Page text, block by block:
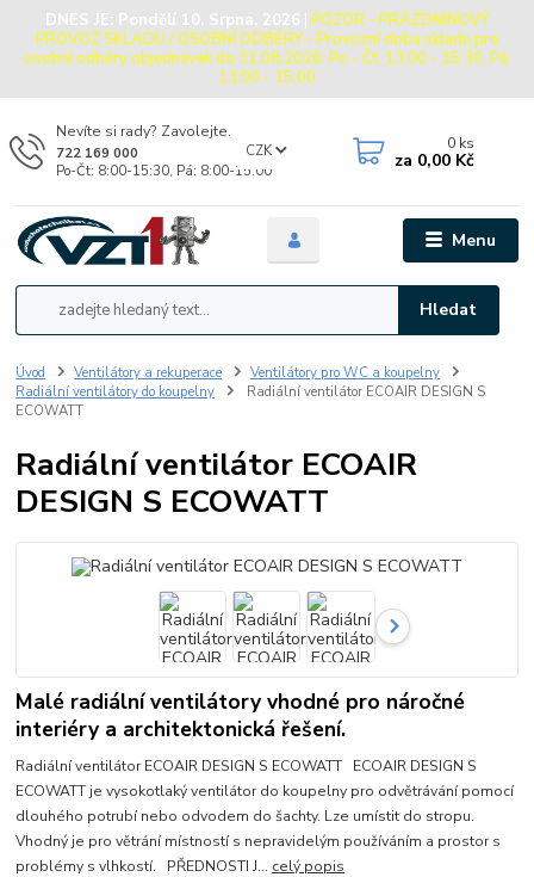
DNES JE: Pondělí 10. Srpna, 2026 | POZOR - PRÁZDNINOVÝ
PROVOZ SKLADU / OSOBNÍ ODBĚRY - Provozní doba skladu pro
osobní odběry objednávek do 31.08.2026: Po - Čt: 13:00 - 15:30, Pá:
13:00 - 15:00
Menu
CZK
Hledat
Nevíte si rady? Zavolejte.
722 169 000
Po-Čt: 8:00-15:30, Pá: 8:00-15:00
0 ks
za 0,00 Kč
Úvod Ventilátory a rekuperace
Ventilátory pro WC a koupelny
Radiální ventilátory do koupelny
Radiální ventilátor ECOAIR DESIGN S
ECOWATT
Radiální ventilátor ECOAIR
DESIGN S ECOWATT
Malé radiální ventilátory vhodné pro náročné
interiéry a architektonická řešení.
Radiální ventilátor ECOAIR DESIGN S ECOWATT ECOAIR DESIGN S
ECOWATT je vysokotlaký ventilátor do koupelny pro odvětrávání pomocí
dlouhého potrubí nebo odvodem do šachty. Lze umístit do stropu.
Vhodný je pro větrání místností s nepravidelým používáním a prostor s
problémy s vlhkostí. PŘEDNOSTI J... celý popis